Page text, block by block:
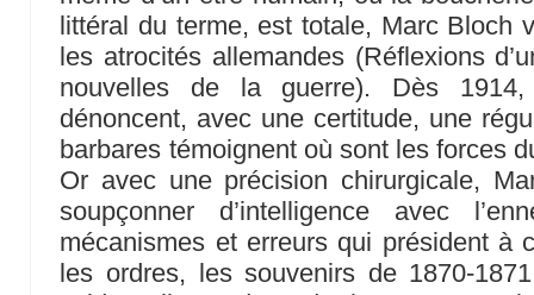
littéral du terme, est totale, Marc Bloch
les atrocités allemandes (Réflexions
nouvelles de la guerre). Dès
dénoncent, avec une certitude, une
barbares témoignent où sont les forces
Or avec une précision chirurgicale,
soupçonner d’intelligence avec
mécanismes et erreurs qui président à
les ordres, les souvenirs de 1870-